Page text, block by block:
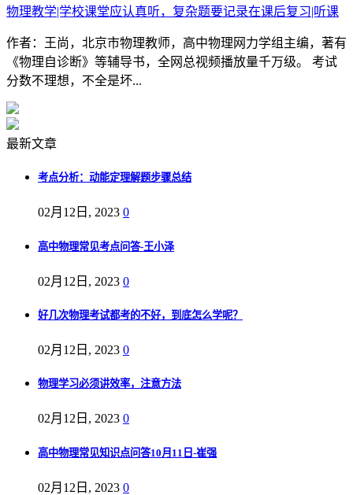
物理教学|学校课堂应认真听，复杂题要记录在课后复习|听课
作者：王尚，北京市物理教师，高中物理网力学组主编，著有
《物理自诊断》等辅导书，全网总视频播放量千万级。 考试
分数不理想，不全是坏...
最新文章
考点分析：动能定理解题步骤总结
02月12日, 2023 0
高中物理常见考点问答-王小泽
02月12日, 2023 0
好几次物理考试都考的不好，到底怎么学呢？
02月12日, 2023 0
物理学习必须讲效率，注意方法
02月12日, 2023 0
高中物理常见知识点问答10月11日-崔强
02月12日, 2023 0